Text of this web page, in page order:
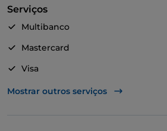
Serviços
Multibanco
Mastercard
Visa
Fala-se inglês
Mostrar outros serviços